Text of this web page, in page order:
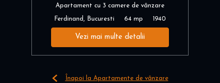
Apartament cu 3 camere de vânzare
Ferdinand, Bucuresti 64 mp 1940
Vezi mai multe detalii
Înapoi la Apartamente de vânzare